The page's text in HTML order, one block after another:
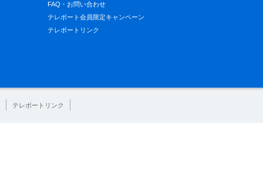
FAQ・お問い合わせ
テレボート会員限定キャンペーン
テレボートリンク
テレボートリンク